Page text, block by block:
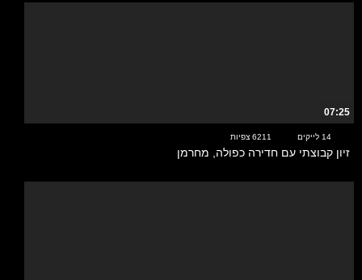
07:25
14 לייקים 6211 צפיות
זיון קבוצתי עם חדירה כפולה, מחרמן